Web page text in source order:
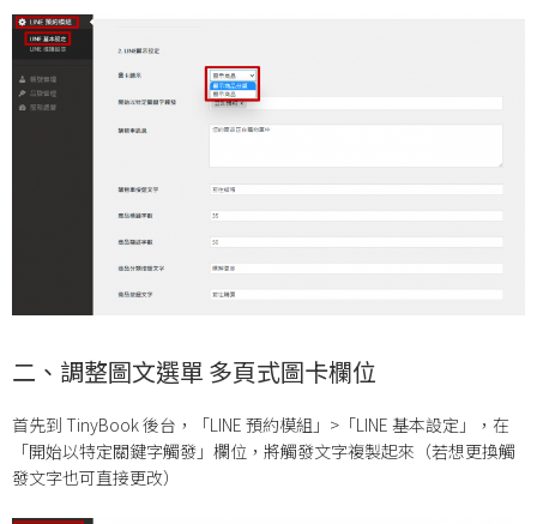
二、調整圖文選單 多頁式圖卡欄位
首先到 TinyBook 後台，「LINE 預約模組」>「LINE 基本設定」，在
「開始以特定關鍵字觸發」欄位，將觸發文字複製起來（若想更換觸
發文字也可直接更改）